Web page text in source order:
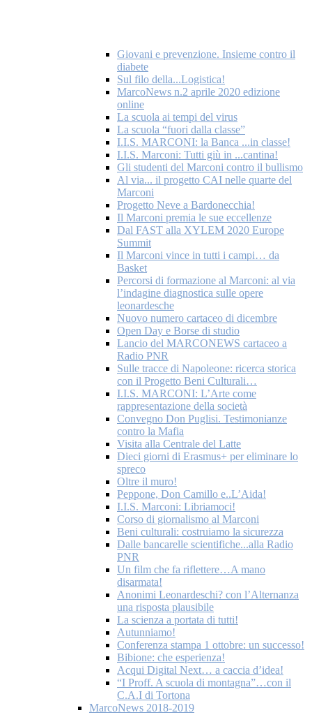
Giovani e prevenzione. Insieme contro il
diabete
Sul filo della...Logistica!
MarcoNews n.2 aprile 2020 edizione
online
La scuola ai tempi del virus
La scuola “fuori dalla classe”
I.I.S. MARCONI: la Banca ...in classe!
I.I.S. Marconi: Tutti giù in ...cantina!
Gli studenti del Marconi contro il bullismo
Al via... il progetto CAI nelle quarte del
Marconi
Progetto Neve a Bardonecchia!
Il Marconi premia le sue eccellenze
Dal FAST alla XYLEM 2020 Europe
Summit
Il Marconi vince in tutti i campi… da
Basket
Percorsi di formazione al Marconi: al via
l’indagine diagnostica sulle opere
leonardesche
Nuovo numero cartaceo di dicembre
Open Day e Borse di studio
Lancio del MARCONEWS cartaceo a
Radio PNR
Sulle tracce di Napoleone: ricerca storica
con il Progetto Beni Culturali…
I.I.S. MARCONI: L’Arte come
rappresentazione della società
Convegno Don Puglisi. Testimonianze
contro la Mafia
Visita alla Centrale del Latte
Dieci giorni di Erasmus+ per eliminare lo
spreco
Oltre il muro!
Peppone, Don Camillo e..L’Aida!
I.I.S. Marconi: Libriamoci!
Corso di giornalismo al Marconi
Beni culturali: costruiamo la sicurezza
Dalle bancarelle scientifiche...alla Radio
PNR
Un film che fa riflettere…A mano
disarmata!
Anonimi Leonardeschi? con l’Alternanza
una risposta plausibile
La scienza a portata di tutti!
Autunniamo!
Conferenza stampa 1 ottobre: un successo!
Bibione: che esperienza!
Acqui Digital Next… a caccia d’idea!
“I Proff. A scuola di montagna”…con il
C.A.I di Tortona
MarcoNews 2018-2019